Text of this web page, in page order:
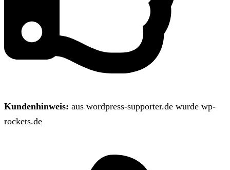
Kundenhinweis: aus wordpress-supporter.de wurde wp-
rockets.de